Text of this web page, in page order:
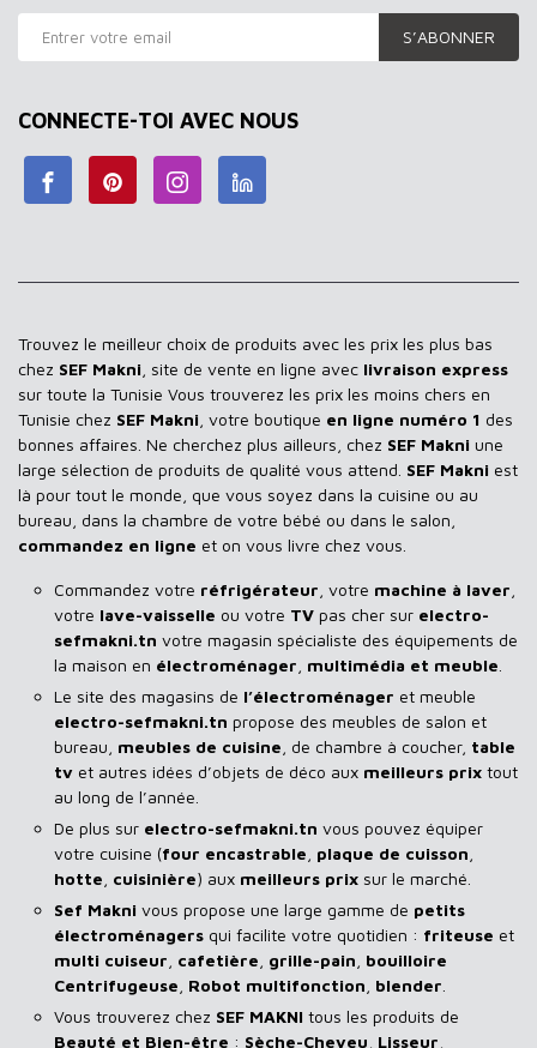
S’ABONNER
CONNECTE-TOI AVEC NOUS
Trouvez le meilleur choix de produits avec les prix les plus bas
chez SEF Makni, site de vente en ligne avec livraison express
sur toute la Tunisie Vous trouverez les prix les moins chers en
Tunisie chez SEF Makni, votre boutique en ligne numéro 1 des
bonnes affaires. Ne cherchez plus ailleurs, chez SEF Makni une
large sélection de produits de qualité vous attend. SEF Makni est
là pour tout le monde, que vous soyez dans la cuisine ou au
bureau, dans la chambre de votre bébé ou dans le salon,
commandez en ligne et on vous livre chez vous.
Commandez votre réfrigérateur, votre machine à laver,
votre lave-vaisselle ou votre TV pas cher sur electro-
sefmakni.tn votre magasin spécialiste des équipements de
la maison en électroménager, multimédia et meuble.
Le site des magasins de l’électroménager et meuble
electro-sefmakni.tn propose des meubles de salon et
bureau, meubles de cuisine, de chambre à coucher, table
tv et autres idées d’objets de déco aux meilleurs prix tout
au long de l’année.
De plus sur electro-sefmakni.tn vous pouvez équiper
votre cuisine (four encastrable, plaque de cuisson,
hotte, cuisinière) aux meilleurs prix sur le marché.
Sef Makni vous propose une large gamme de petits
électroménagers qui facilite votre quotidien : friteuse et
multi cuiseur, cafetière, grille-pain, bouilloire
Centrifugeuse, Robot multifonction, blender.
Vous trouverez chez SEF MAKNI tous les produits de
Beauté et Bien-être : Sèche-Cheveu, Lisseur,